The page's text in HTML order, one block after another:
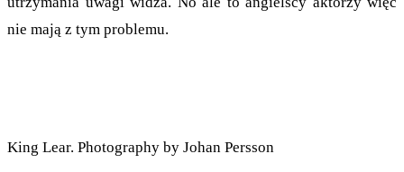
nie mają z tym problemu.
King Lear. Photography by Johan Persson